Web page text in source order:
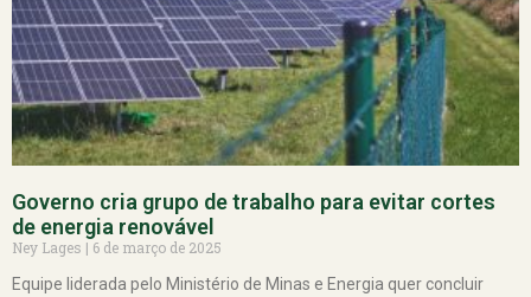
Governo cria grupo de trabalho para evitar cortes
de energia renovável
Ney Lages
6 de março de 2025
Equipe liderada pelo Ministério de Minas e Energia quer concluir